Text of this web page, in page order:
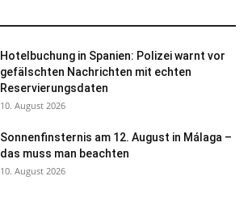
Hotelbuchung in Spanien: Polizei warnt vor
gefälschten Nachrichten mit echten
Reservierungsdaten
10. August 2026
Sonnenfinsternis am 12. August in Málaga –
das muss man beachten
10. August 2026